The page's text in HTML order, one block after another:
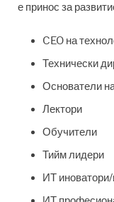
е принос за
CEO на
Технически
Основатели
Лектори
Обучители
Тийм лидери
ИТ